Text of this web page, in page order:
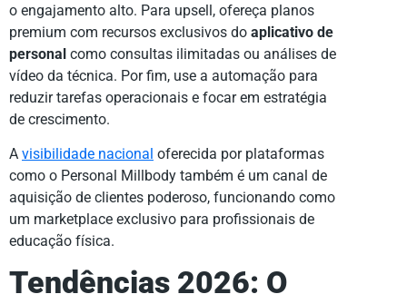
o engajamento alto. Para upsell, ofereça planos
premium com recursos exclusivos do aplicativo de
personal como consultas ilimitadas ou análises de
vídeo da técnica. Por fim, use a automação para
reduzir tarefas operacionais e focar em estratégia
de crescimento.
A visibilidade nacional oferecida por plataformas
como o Personal Millbody também é um canal de
aquisição de clientes poderoso, funcionando como
um marketplace exclusivo para profissionais de
educação física.
Tendências 2026: O